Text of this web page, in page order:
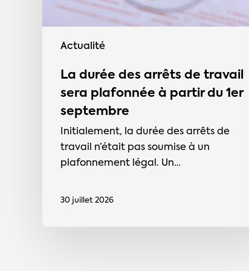
Actualité
septembre
La durée des arrêts de travail
sera plafonnée à partir du 1er
septembre
Initialement, la durée des arrêts de
travail n’était pas soumise à un
plafonnement légal. Un…
30 juillet 2026